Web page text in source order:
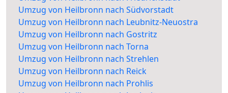
Umzug von Heilbronn nach Südvorstadt
Umzug von Heilbronn nach Leubnitz-Neuostra
Umzug von Heilbronn nach Gostritz
Umzug von Heilbronn nach Torna
Umzug von Heilbronn nach Strehlen
Umzug von Heilbronn nach Reick
Umzug von Heilbronn nach Prohlis